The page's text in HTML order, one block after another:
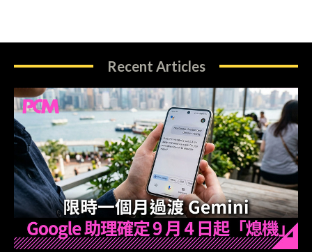
Recent Articles